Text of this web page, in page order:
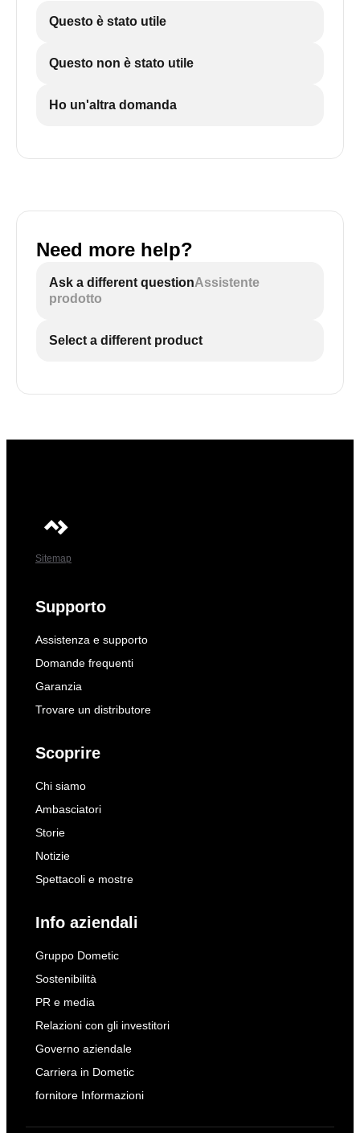
Questo è stato utile
Questo non è stato utile
Ho un'altra domanda
Need more help?
Ask a different questionAssistente
prodotto
Select a different product
Sitemap
Supporto
Assistenza e supporto
Domande frequenti
Garanzia
Trovare un distributore
Scoprire
Chi siamo
Ambasciatori
Storie
Notizie
Spettacoli e mostre
Info aziendali
Gruppo Dometic
Sostenibilità
PR e media
Relazioni con gli investitori
Governo aziendale
Carriera in Dometic
fornitore Informazioni